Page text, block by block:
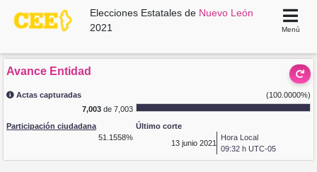
Elecciones Estatales de Nuevo León
2021
Menú
Avance Entidad
Actas capturadas
(100.0000%)
7,003de 7,003
Participación ciudadana
51.1558%
Último corte
13 junio 2021
Hora Local
09:32 h UTC-05